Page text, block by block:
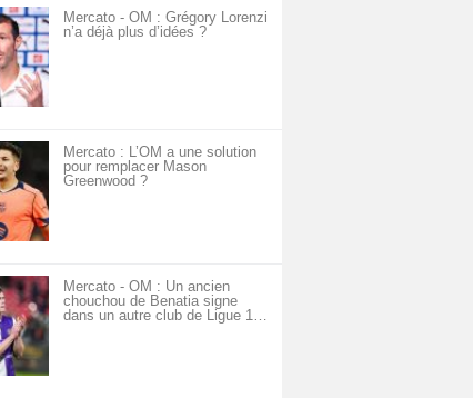
Mercato - OM : Grégory Lorenzi
n’a déjà plus d’idées ?
Mercato : L’OM a une solution
pour remplacer Mason
Greenwood ?
Mercato - OM : Un ancien
chouchou de Benatia signe
dans un autre club de Ligue 1…